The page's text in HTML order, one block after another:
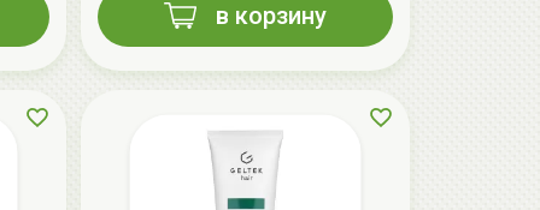
AiliCode Бальзам для волос
-26%
в корзину